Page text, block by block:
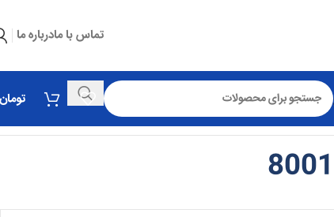
تماس با مادرباره ما
تومان